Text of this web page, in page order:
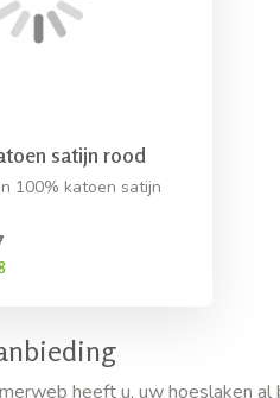
satijn rood
100% katoen satijn
heeft u, uw hoeslaken al